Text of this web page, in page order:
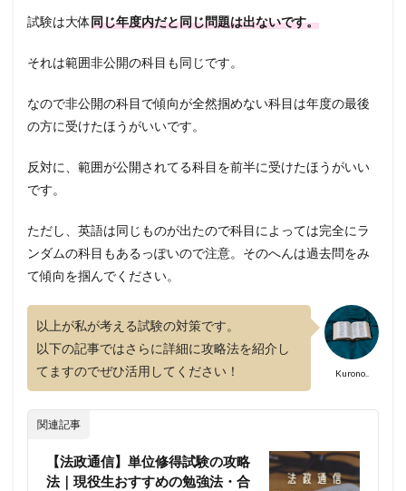
試験は大体同じ年度内だと同じ問題は出ないです。
それは範囲非公開の科目も同じです。
なので非公開の科目で傾向が全然掴めない科目は年度の最後
の方に受けたほうがいいです。
反対に、範囲が公開されてる科目を前半に受けたほうがいい
です。
ただし、英語は同じものが出たので科目によっては完全にラ
ンダムの科目もあるっぽいので注意。そのへんは過去問をみ
て傾向を掴んでください。
Kurono..
以上が私が考える試験の対策です。
以下の記事ではさらに詳細に攻略法を紹介し
てますのでぜひ活用してください！
関連記事
【法政通信】単位修得試験の攻略
法｜現役生おすすめの勉強法・合